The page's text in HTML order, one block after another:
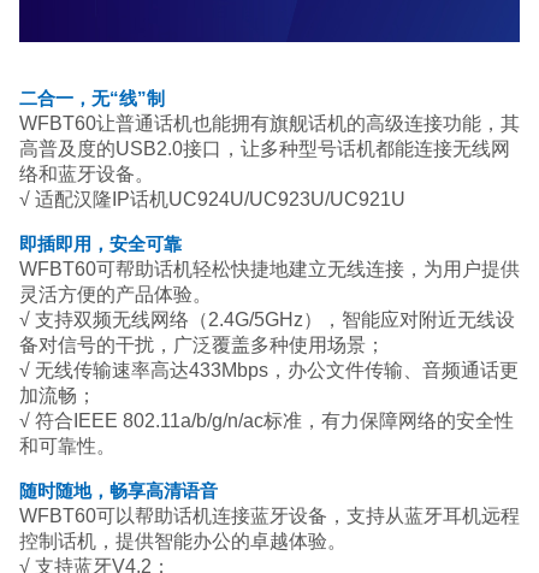
二合一，无“线”制
WFBT60让普通话机也能拥有旗舰话机的高级连接功能，其
高普及度的USB2.0接口，让多种型号话机都能连接无线网
络和蓝牙设备。
√ 适配汉隆IP话机UC924U/UC923U/UC921U
即插即用，安全可靠
WFBT60可帮助话机轻松快捷地建立无线连接，为用户提供
灵活方便的产品体验。
√ 支持双频无线网络（2.4G/5GHz），智能应对附近无线设
备对信号的干扰，广泛覆盖多种使用场景；
√ 无线传输速率高达433Mbps，办公文件传输、音频通话更
加流畅；
√ 符合IEEE 802.11a/b/g/n/ac标准，有力保障网络的安全性
和可靠性。
随时随地，畅享高清语音
WFBT60可以帮助话机连接蓝牙设备，支持从蓝牙耳机远程
控制话机，提供智能办公的卓越体验。
√ 支持蓝牙V4.2；